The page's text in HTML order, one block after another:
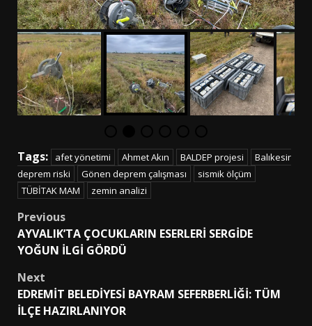
Tags: afet yönetimi Ahmet Akın BALDEP projesi
Balıkesir
deprem riski
Gönen deprem çalışması
sismik ölçüm
TÜBİTAK MAM
zemin analizi
Post
navigation
Previous
AYVALIK’TA ÇOCUKLARIN ESERLERİ SERGİDE
YOĞUN İLGİ GÖRDÜ
Next
EDREMİT BELEDİYESİ BAYRAM SEFERBERLİĞİ: TÜM
İLÇE HAZIRLANIYOR